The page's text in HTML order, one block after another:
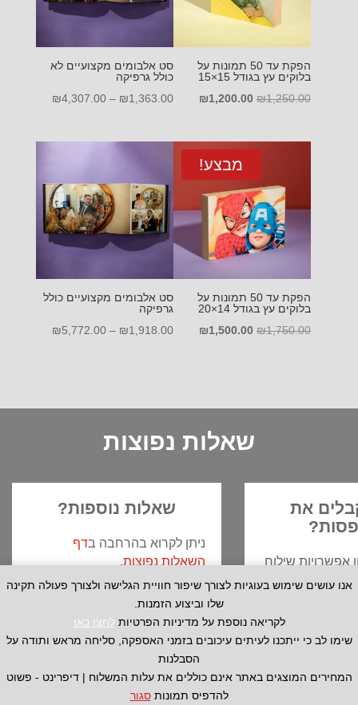
אנו עושים שימוש בעוגיות לצורך שיפור חוויית הגלישה ולצורך פעולה תקינה
שלו וביצוע הזמנות.
לקריאה נוספת על מדיניות הפרטיותלחצו כאן
שימו לב כי ייתכנו לעיתים עיכובים בזמני האספקה, סליחה מראש ותודה על
הסבלנות
המחירים המוצגים באתר אינם כוללים את עלות המשלוח | דיפרינט - פשוט
להדפיס תמונותסגור
הפקת עד 50 תמונות על
בלוקים עץ בגודל 15×15
₪1,250.00
המחיר
היה:
₪1,250.00.
₪1,200.00
המחיר
הוא:
סט אלבומים מקצועיים לא
כולל גרפיקה
₪1,363.00
–
₪4,307.00
⁦₪4,307.00⁩
מבצע!
הפקת עד 50 תמונות על
בלוקים עץ בגודל 14×20
₪1,750.00
המחיר
₪1,500.00
המחיר
סט אלבומים מקצועיים כולל
גרפיקה
₪1,918.00
–
₪5,772.00
⁦₪5,772.00⁩
שאלות נפוצות
שאלות נוספות?
ניתן לקרוא בהרחבה בדף
השאלות נפוצות.
אנחנו גם זמינים בטלפון1-700-
501-571בימים א’-ה’ בשעות
9:00-17:00.
אפשר גם לשלוח אלינו הודעה על
ידילחיצה כאן
את
אפשרויות שילוח
את הדרך
ממעבדת הצילום
חלוקה ברחבי